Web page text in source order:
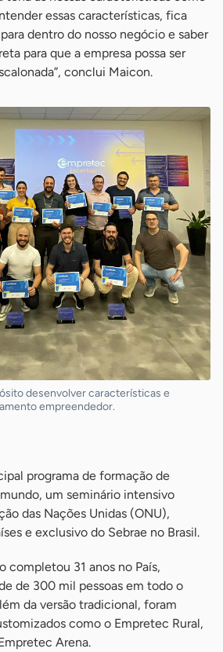
essas características, fica
dentro do nosso negócio e saber
para que a empresa possa ser
conclui Maicon.
desenvolver características e
empreendedor.
programa de formação de
um seminário intensivo
das Nações Unidas (ONU),
e exclusivo do Sebrae no Brasil.
completou 31 anos no País,
de 300 mil pessoas em todo o
da versão tradicional, foram
como o Empretec Rural,
Arena.